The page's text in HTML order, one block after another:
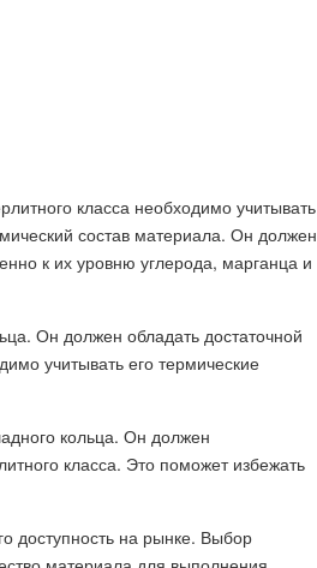
класса необходимо учитывать
состав материала. Он должен
к их уровню углерода, марганца и
Он должен обладать достаточной
учитывать его термические
кольца. Он должен
класса. Это поможет избежать
доступность на рынке. Выбор